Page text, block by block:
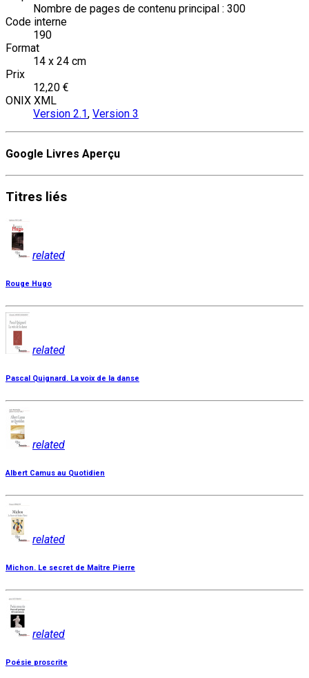
Nombre de pages de contenu principal : 300
Code interne
190
Format
14 x 24 cm
Prix
12,20 €
ONIX XML
Version 2.1, Version 3
Google Livres Aperçu
Titres liés
related
Rouge Hugo
related
Pascal Quignard. La voix de la danse
related
Albert Camus au Quotidien
related
Michon. Le secret de Maître Pierre
related
Poésie proscrite